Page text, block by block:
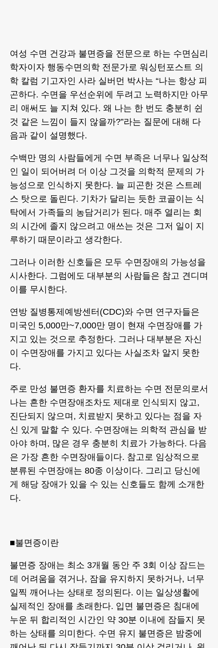
여성 수면 건강과 불면증을 전문으로 하는 수면심리
학자이자 행동수면의학 전문가로 워싱턴포스트 의
학 칼럼 기고자인 사라 실버먼 박사는 “나는 항상 피
곤하다. 수면을 우선순위에 두려고 노력하지만 아무
리 애써도 늘 지쳐 있다. 왜 나는 한 번도 충분히 쉰
것 같은 느낌이 들지 않을까?”라는 질문에 대해 다
음과 같이 설명했다.
수백만 명의 사람들에게 수면 부족은 너무나 일상적
인 일이 되어버려 더 이상 그것을 의학적 문제의 가
능성으로 인식하지 못한다. 늘 피곤한 것은 스트레
스 탓으로 돌린다. 기차가 달리는 듯한 코골이는 식
탁에서 가족들의 농담거리가 된다. 매주 열리는 회
의 시간에 졸지 않으려고 애쓰는 것은 그저 일이 지
루하기 때문이라고 생각한다.
그러나 이러한 신호들은 모두 수면장애의 가능성을
시사한다. 그럼에도 대부분의 사람들은 참고 견디며
이를 무시한다.
연방 질병통제예방센터(CDC)와 수면 연구자들은
미국인 5,000만~7,000만 명이 현재 수면장애를 가
지고 있는 것으로 추정한다. 그러나 대부분은 자신
이 수면장애를 가지고 있다는 사실조차 알지 못한
다.
주로 만성 불면증 환자를 치료하는 수면 전문의로서
나는 흔한 수면장애조차도 제대로 인식되지 않고,
진단되지 않으며, 치료받지 못하고 있다는 점을 자
신 있게 말할 수 있다. 수면장애는 의학적 관심을 받
아야 하며, 많은 경우 충분히 치료가 가능하다. 다음
은 가장 흔한 수면장애들이다. 참고로 임상적으로
분류된 수면장애는 80종 이상이다. 그리고 당신에
게 해당 장애가 있을 수 있는 신호들도 함께 소개한
다.
■불면증이란
불면증 장애는 최소 3개월 동안 주 3회 이상 잠드는
데 어려움을 겪거나, 잠을 유지하지 못하거나, 너무
일찍 깨어나는 상태로 정의된다. 이는 일상생활에
실제적인 장애를 초래한다. 입면 불면증은 침대에
누운 뒤 합리적인 시간인 약 30분 이내에 잠들지 못
하는 상태를 의미한다. 수면 유지 불면증은 밤중에